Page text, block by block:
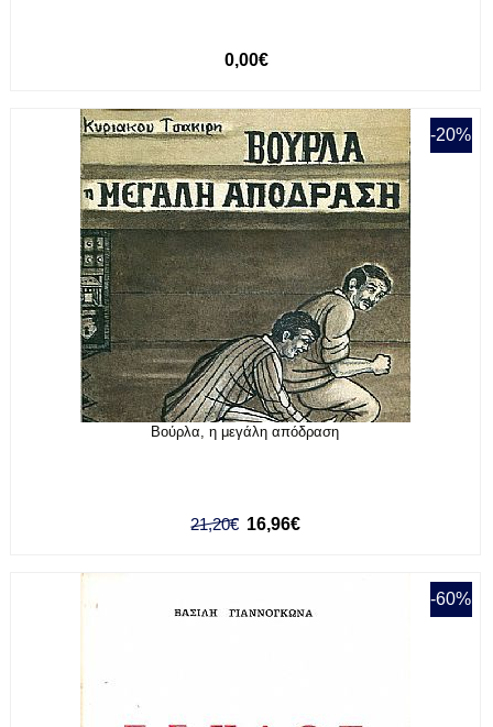
0,00€
-20%
Βούρλα, η μεγάλη απόδραση
21,20€ 16,96€
-60%